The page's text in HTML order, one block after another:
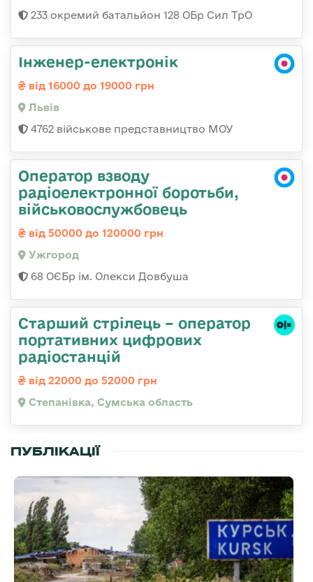
233 окремий батальйон 128 ОБр Сил ТрО
Інженер-електронік
від 16000 до 19000 грн
Львів
4762 військове представництво МОУ
Оператор взводу
радіоелектронної боротьби,
військовослужбовець
від 50000 до 120000 грн
Ужгород
68 ОЄБр ім. Олекси Довбуша
Старший стрілець – оператор
портативних цифрових
радіостанцій
від 22000 до 52000 грн
Степанівка, Сумська область
ПУБЛІКАЦІЇ